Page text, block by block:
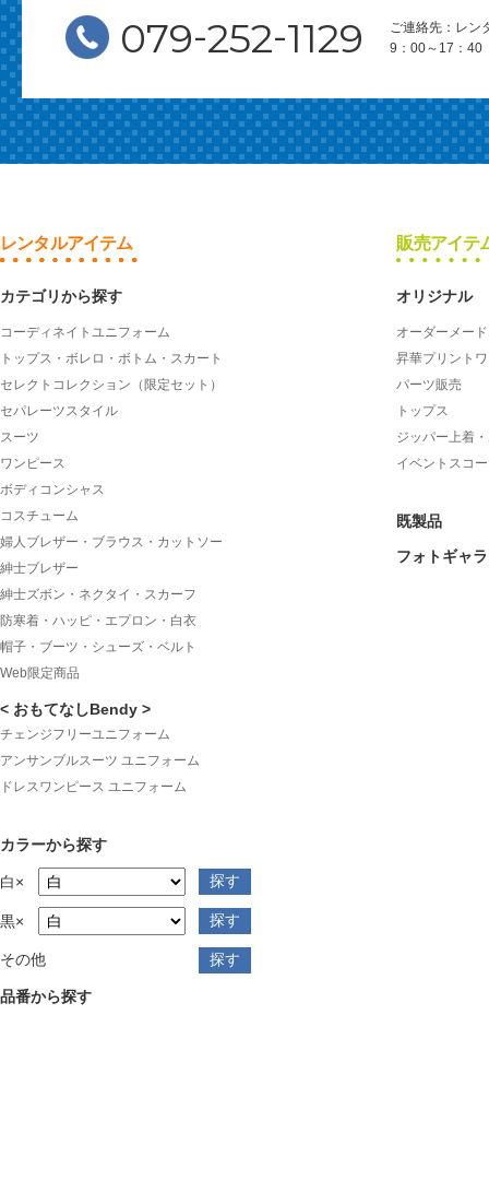
079-252-1129
ご連絡先：レン
9：00～17：
レンタルアイテム
カテゴリから探す
コーディネイトユニフォーム
トップス・ボレロ・ボトム・スカート
セレクトコレクション（限定セット）
セパレーツスタイル
スーツ
ワンピース
ボディコンシャス
コスチューム
婦人ブレザー・ブラウス・カットソー
紳士ブレザー
紳士ズボン・ネクタイ・スカーフ
防寒着・ハッピ・エプロン・白衣
帽子・ブーツ・シューズ・ベルト
Web限定商品
< おもてなしBendy >
チェンジフリーユニフォーム
アンサンブルスーツ ユニフォーム
ドレスワンピース ユニフォーム
カラーから探す
白×
黒×
その他
品番から探す
販売アイテ
オリジナル
オーダーメー
昇華プリント
パーツ販売
トップス
ジッパー上着
イベントスコ
既製品
フォトギャ